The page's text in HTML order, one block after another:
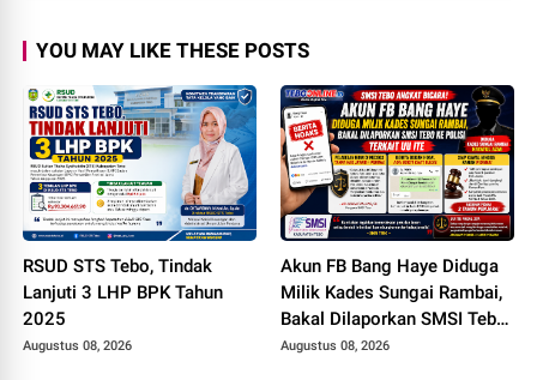
YOU MAY LIKE THESE POSTS
RSUD STS Tebo, Tindak
Lanjuti 3 LHP BPK Tahun
2025
Augustus 08, 2026
Akun FB Bang Haye Diduga
Milik Kades Sungai Rambai,
Bakal Dilaporkan SMSI Tebo
ke Polisi Terkait UU ITE
Augustus 08, 2026